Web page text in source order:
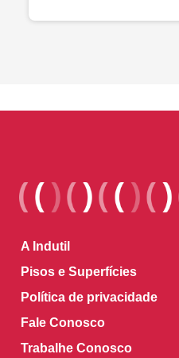
A Indutil
Pisos e Superfícies
Política de privacidade
Fale Conosco
Trabalhe Conosco